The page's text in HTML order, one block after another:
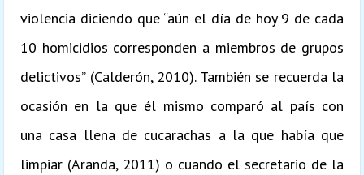
violencia diciendo que “aún el día de hoy 9 de cada
10 homicidios corresponden a miembros de grupos
delictivos” (Calderón, 2010). También se recuerda la
ocasión en la que él mismo comparó al país con
una casa llena de cucarachas a la que había que
limpiar (Aranda, 2011) o cuando el secretario de la